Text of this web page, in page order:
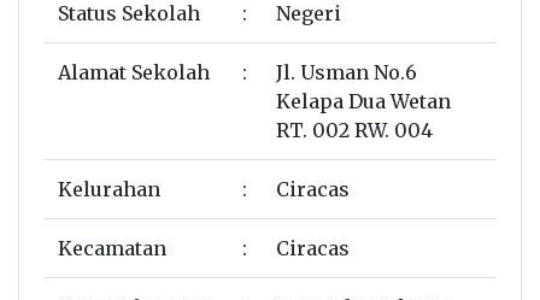
Status Sekolah : Negeri
Alamat Sekolah :
Jl. Usman No.6
Kelapa Dua Wetan
RT. 002 RW. 004
Kelurahan : Ciracas
Kecamatan : Ciracas